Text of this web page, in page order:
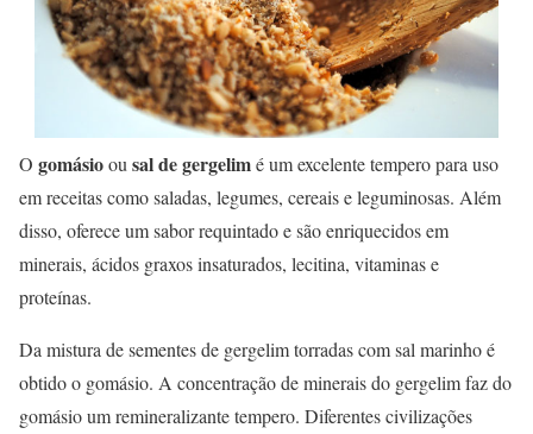
O gomásioou sal de gergelimé um excelente tempero para uso
em receitas como saladas, legumes, cereais e leguminosas. Além
disso, oferece um sabor requintado e são enriquecidos em
minerais, ácidos graxos insaturados, lecitina, vitaminas e
proteínas.
Da mistura de sementes de gergelim torradas com sal marinho é
obtido o gomásio. A concentração de minerais do gergelim faz do
gomásio um remineralizante tempero. Diferentes civilizações